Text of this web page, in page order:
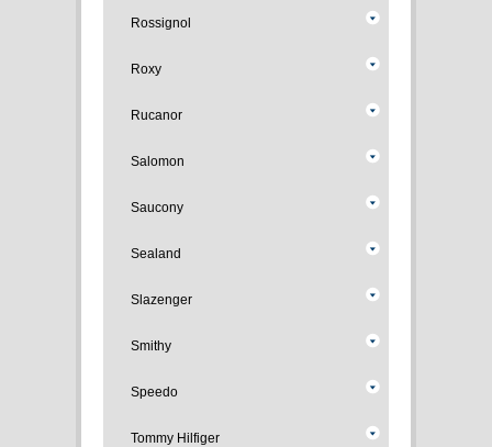
Rossignol
Roxy
Rucanor
Salomon
Saucony
Sealand
Slazenger
Smithy
Speedo
Tommy Hilfiger